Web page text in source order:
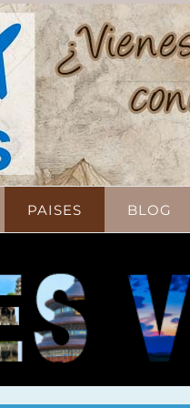
PAISES BLOG